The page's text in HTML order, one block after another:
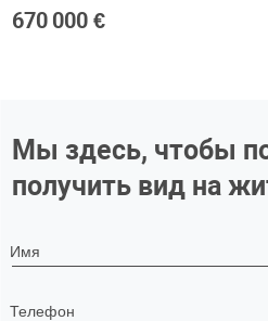
670 000 €
Мы здесь, чтобы
получить вид на
Имя
Телефон